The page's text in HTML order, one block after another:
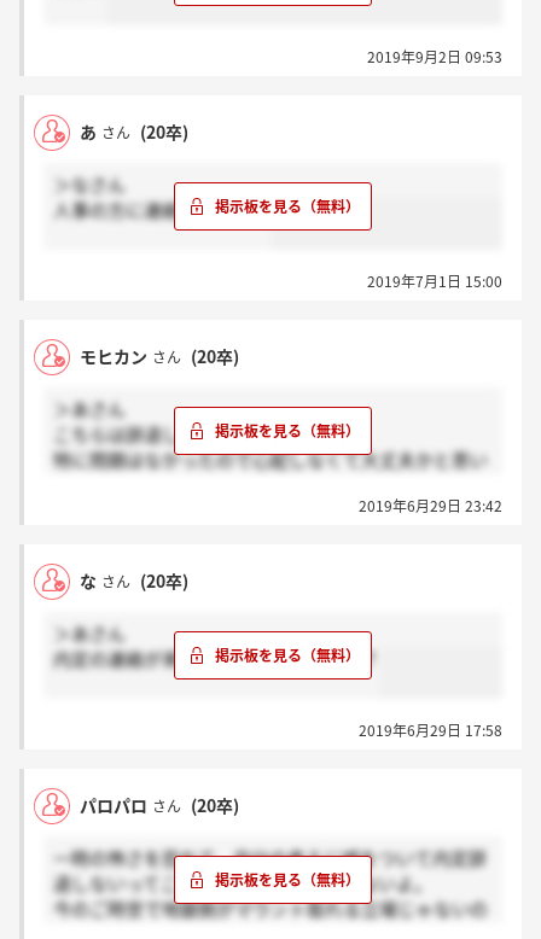
2019年9月2日 09:53
あ さん (20卒)
＞なさん
人事の方に連絡しました。
2019年7月1日 15:00
モヒカン さん (20卒)
＞あさん
こちらは辞退しました。
特に問題はなかったので心配しなくて大丈夫かと思い
2019年6月29日 23:42
な さん (20卒)
＞あさん
内定の連絡が来た番号にかけましたか？
2019年6月29日 17:58
パロパロ さん (20卒)
一時の怖さを恐れて、自分の考えに嘘をついて内定辞
退しないってこれ以上に愚行なものはないよ。
今のご時世で地銀側がマウント取れる立場じゃないの